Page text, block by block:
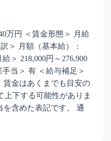
万円 ＜賃金形態＞ 月給
＞ 月額（基本給）：
＞ 218,000円～276,900
当＞ 有 ＜給与補足＞
賃金はあくまでも目安の
上下する可能性がありま
含めた表記です。 通